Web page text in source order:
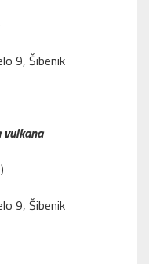
9, Šibenik
vulkana
9, Šibenik